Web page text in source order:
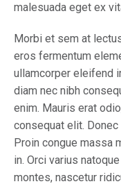
malesuada eget ex
Morbi et sem at
eros fermentum
ullamcorper eleifend
diam nec nibh
enim. Mauris erat
consequat elit.
Proin congue massa
in. Orci varius
montes, nascetur